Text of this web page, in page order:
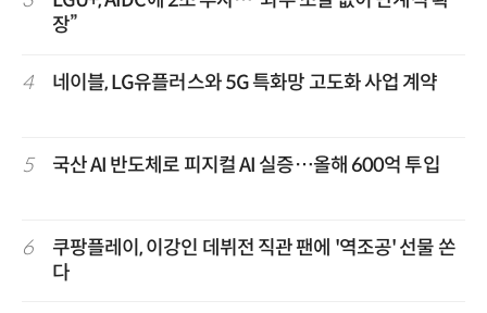
장”
4 네이블, LG유플러스와 5G 특화망 고도화 사업 계약
5 국산 AI 반도체로 피지컬 AI 실증…올해 600억 투입
6
쿠팡플레이, 이강인 데뷔전 직관 팬에 '역조공' 선물 쏜
다